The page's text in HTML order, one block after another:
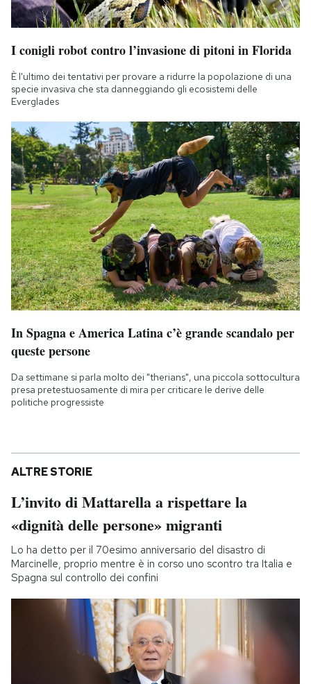
I conigli robot contro l’invasione di pitoni in Florida
È l'ultimo dei tentativi per provare a ridurre la popolazione di una
specie invasiva che sta danneggiando gli ecosistemi delle
Everglades
In Spagna e America Latina c’è grande scandalo per
queste persone
Da settimane si parla molto dei "therians", una piccola sottocultura
presa pretestuosamente di mira per criticare le derive delle
politiche progressiste
ALTRE STORIE
L’invito di Mattarella a rispettare la
«dignità delle persone» migranti
Lo ha detto per il 70esimo anniversario del disastro di
Marcinelle, proprio mentre è in corso uno scontro tra Italia e
Spagna sul controllo dei confini